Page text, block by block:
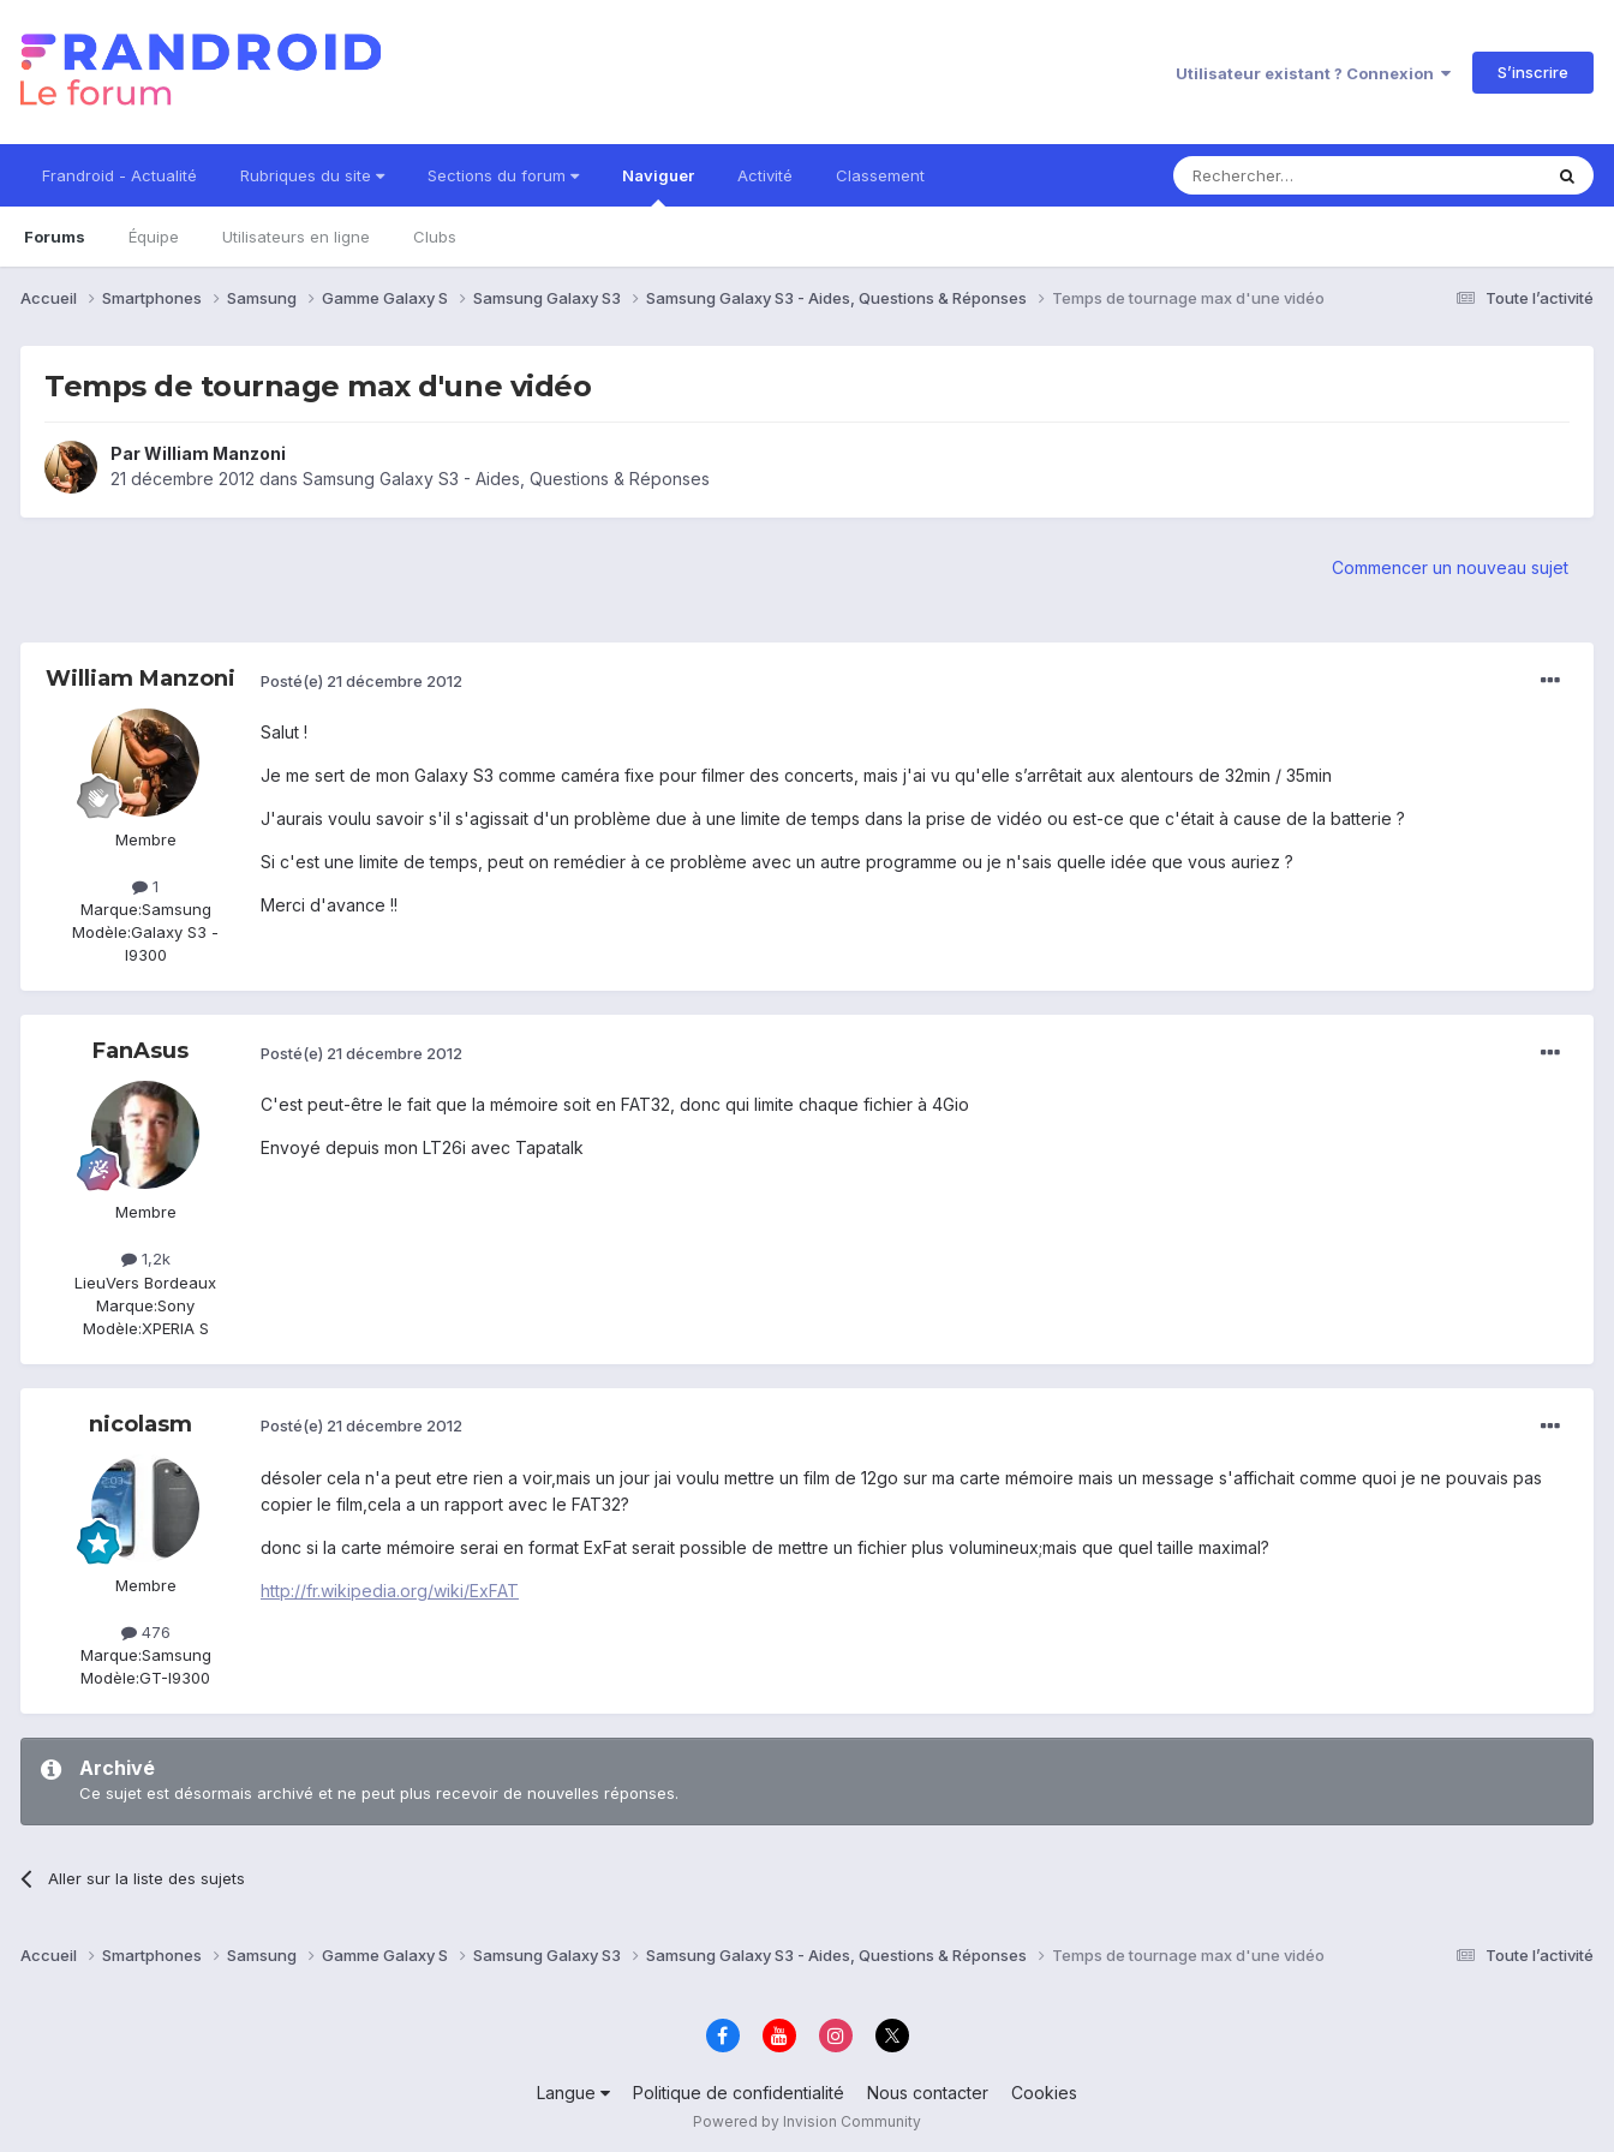
Utilisateur existant ? Connexion S’inscrire
Frandroid - Actualité Rubriques du site Sections du forum Naviguer
Forums Équipe Utilisateurs en ligne Clubs
Activité Classement
Toute l’activité
Accueil Smartphones Samsung Gamme Galaxy S Samsung Galaxy S3 Samsung Galaxy S3 - Aides, Questions & Réponses Temps de tournage max d'une vidéo
Temps de tournage max d'une vidéo
ParWilliam Manzoni
21 décembre 2012 dans Samsung Galaxy S3 - Aides, Questions & Réponses
Commencer un nouveau sujet
William Manzoni
Membre
1
Marque:Samsung
Modèle:Galaxy S3 -
I9300
Posté(e) 21 décembre 2012
Salut !
Je me sert de mon Galaxy S3 comme caméra fixe pour filmer des concerts, mais j'ai vu qu'elle s’arrêtait aux alentours de 32min / 35min
J'aurais voulu savoir s'il s'agissait d'un problème due à une limite de temps dans la prise de vidéo ou est-ce que c'était à cause de la batterie ?
Si c'est une limite de temps, peut on remédier à ce problème avec un autre programme ou je n'sais quelle idée que vous auriez ?
Merci d'avance !!
FanAsus
Membre
1,2k
LieuVers Bordeaux
Marque:Sony
Modèle:XPERIA S
Posté(e) 21 décembre 2012
C'est peut-être le fait que la mémoire soit en FAT32, donc qui limite chaque fichier à 4Gio
Envoyé depuis mon LT26i avec Tapatalk
nicolasm
Membre
476
Marque:Samsung
Modèle:GT-I9300
Posté(e) 21 décembre 2012
désoler cela n'a peut etre rien a voir,mais un jour jai voulu mettre un film de 12go sur ma carte mémoire mais un message s'affichait comme quoi je ne pouvais pas
copier le film,cela a un rapport avec le FAT32?
donc si la carte mémoire serai en format ExFat serait possible de mettre un fichier plus volumineux;mais que quel taille maximal?
http://fr.wikipedia.org/wiki/ExFAT
Archivé
Ce sujet est désormais archivé et ne peut plus recevoir de nouvelles réponses.
Aller sur la liste des sujets
Toute l’activité
Accueil Smartphones Samsung Gamme Galaxy S Samsung Galaxy S3 Samsung Galaxy S3 - Aides, Questions & Réponses Temps de tournage max d'une vidéo
Langue Politique de confidentialité Nous contacter Cookies
Powered by Invision Community